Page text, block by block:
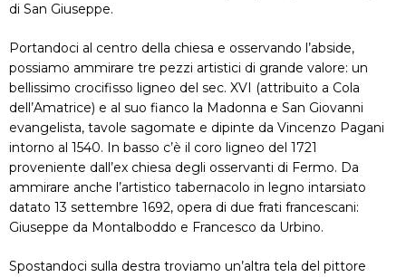
di San Giuseppe.
Portandoci al centro della chiesa e osservando l’abside,
possiamo ammirare tre pezzi artistici di grande valore: un
bellissimo crocifisso ligneo del sec. XVI (attribuito a Cola
dell’Amatrice) e al suo fianco la Madonna e San Giovanni
evangelista, tavole sagomate e dipinte da Vincenzo Pagani
intorno al 1540. In basso c’è il coro ligneo del 1721
proveniente dall’ex chiesa degli osservanti di Fermo. Da
ammirare anche l’artistico tabernacolo in legno intarsiato
datato 13 settembre 1692, opera di due frati francescani:
Giuseppe da Montalboddo e Francesco da Urbino.
Spostandoci sulla destra troviamo un’altra tela del pittore